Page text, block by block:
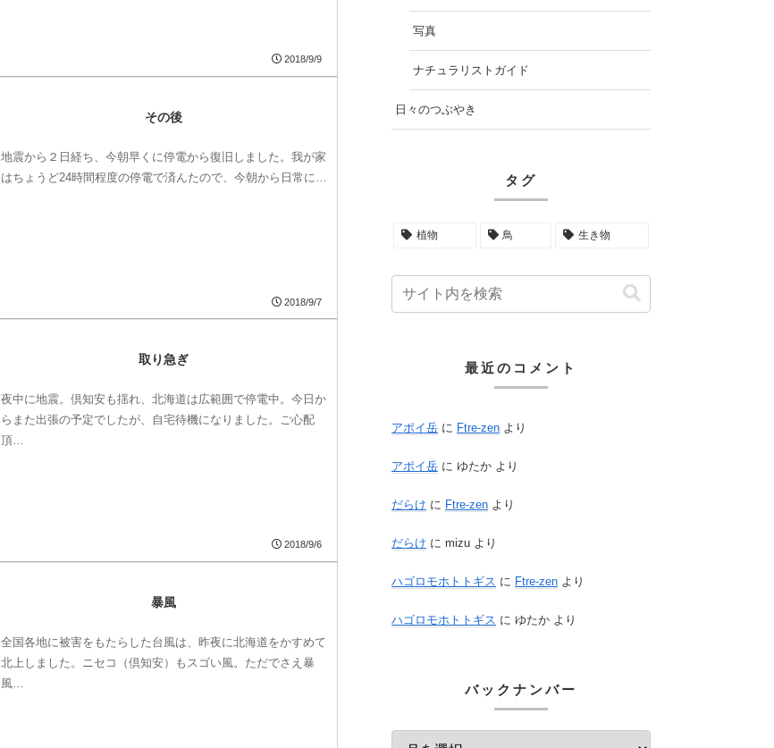
2018/9/9
その後
地震から２日経ち、今朝早くに停電から復旧しました。我が家
はちょうど24時間程度の停電で済んたので、今朝から日常に…
2018/9/7
取り急ぎ
夜中に地震。倶知安も揺れ、北海道は広範囲で停電中。今日か
らまた出張の予定でしたが、自宅待機になりました。ご心配
頂…
2018/9/6
暴風
全国各地に被害をもたらした台風は、昨夜に北海道をかすめて
北上しました。ニセコ（倶知安）もスゴい風。ただでさえ暴
風…
写真
ナチュラリストガイド
日々のつぶやき
タグ
植物 鳥 生き物
最近のコメント
アポイ岳 に Ftre-zen より
アポイ岳 に ゆたか より
だらけ に Ftre-zen より
だらけ に mizu より
ハゴロモホトトギス に Ftre-zen より
ハゴロモホトトギス に ゆたか より
バックナンバー